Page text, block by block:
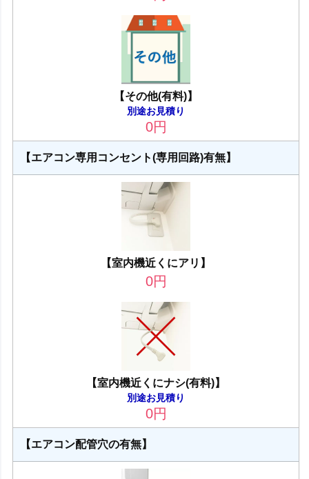
【その他(有料)】
別途お見積り
0円
【エアコン専用コンセント(専用回路)有無】
【室内機近くにアリ】
0円
【室内機近くにナシ(有料)】
別途お見積り
0円
【エアコン配管穴の有無】